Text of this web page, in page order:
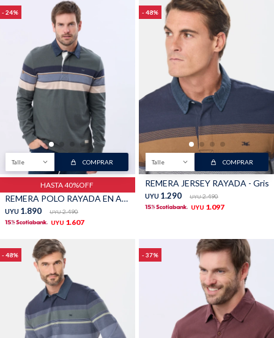
24
Talle COMPRAR
HASTA 40%OFF
REMERA POLO RAYADA EN ALGODÓN - Verde
UYU 1.890 UYU 2.490
UYU 1.607
48
Talle COMPRAR
REMERA JERSEY RAYADA - Gris
UYU 1.290 UYU 2.490
UYU 1.097
48 37